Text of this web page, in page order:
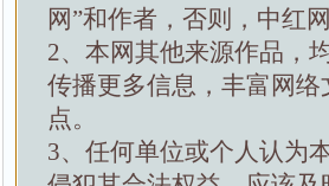
网”和作者，否则，中红
2、本网其他来源作品，
传播更多信息，丰富网
点。
3、任何单位或个人认为